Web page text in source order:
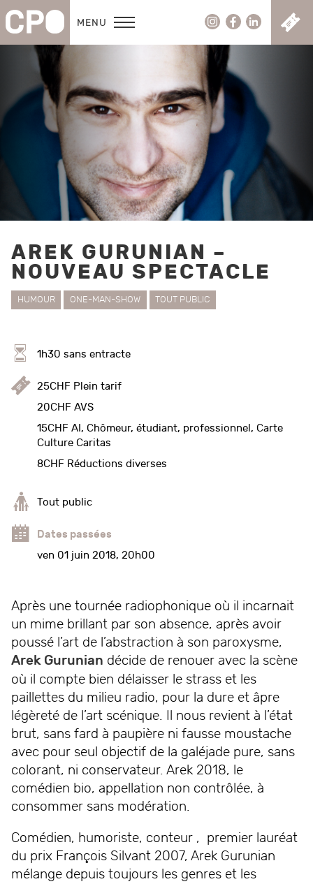
MENU C
AREK GURUNIAN –
NOUVEAU SPECTACLE
HUMOUR ONE-MAN-SHOW TOUT PUBLIC
1h30 sans entracte
25CHF Plein tarif
20CHF AVS
15CHF AI, Chômeur, étudiant, professionnel, Carte
Culture Caritas
8CHF Réductions diverses
Tout public
Dates passées
ven 01 juin 2018, 20h00
Après une tournée radiophonique où il incarnait
un mime brillant par son absence, après avoir
poussé l’art de l’abstraction à son paroxysme,
Arek Gurunian décide de renouer avec la scène
où il compte bien délaisser le strass et les
paillettes du milieu radio, pour la dure et âpre
légèreté de l’art scénique. Il nous revient à l’état
brut, sans fard à paupière ni fausse moustache
avec pour seul objectif de la galéjade pure, sans
colorant, ni conservateur. Arek 2018, le
comédien bio, appellation non contrôlée, à
consommer sans modération.
Comédien, humoriste, conteur , premier lauréat
du prix François Silvant 2007, Arek Gurunian
mélange depuis toujours les genres et les